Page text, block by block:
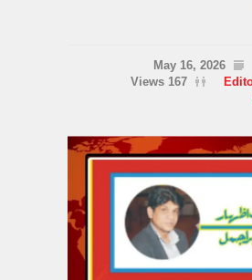
May 16, 2026
167 Views